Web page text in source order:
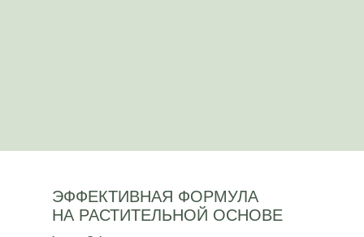
ЭФФЕКТИВНАЯ ФОРМУЛА
НА РАСТИТЕЛЬНОЙ ОСНОВЕ